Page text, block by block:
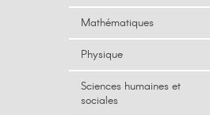
Mathématiques
Physique
Sciences humaines et
sociales